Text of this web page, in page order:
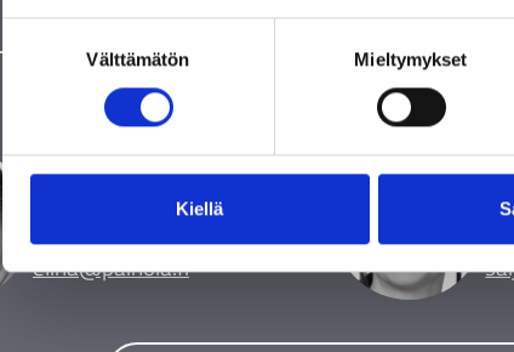
valinta
Välttämätön Mieltymykset
Kiellä
ASIAKASPALVELU
040 580 5196
elina@painola.fi